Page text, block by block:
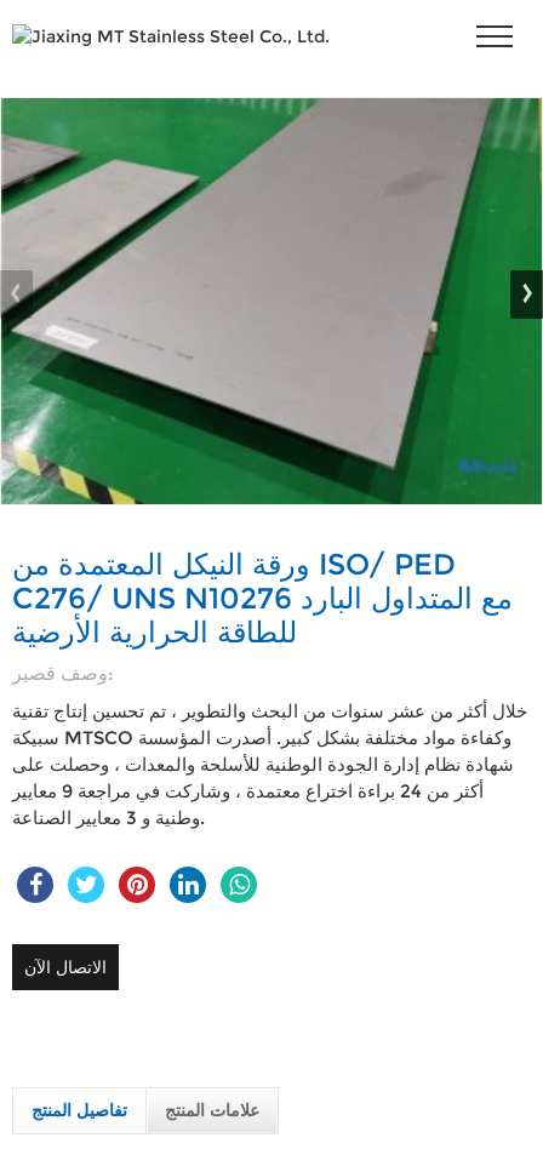
ورقة النيكل المعتمدة من ISO/ PED
C276/ UNS N10276 مع المتداول البارد
للطاقة الحرارية الأرضية
وصف قصير:
خلال أكثر من عشر سنوات من البحث والتطوير ، تم تحسين إنتاج تقنية
سبيكة MTSCO وكفاءة مواد مختلفة بشكل كبير. أصدرت المؤسسة
شهادة نظام إدارة الجودة الوطنية للأسلحة والمعدات ، وحصلت على
أكثر من 24 براءة اختراع معتمدة ، وشاركت في مراجعة 9 معايير
وطنية و 3 معايير الصناعة.
الاتصال الآن
تفاصيل المنتج علامات المنتج